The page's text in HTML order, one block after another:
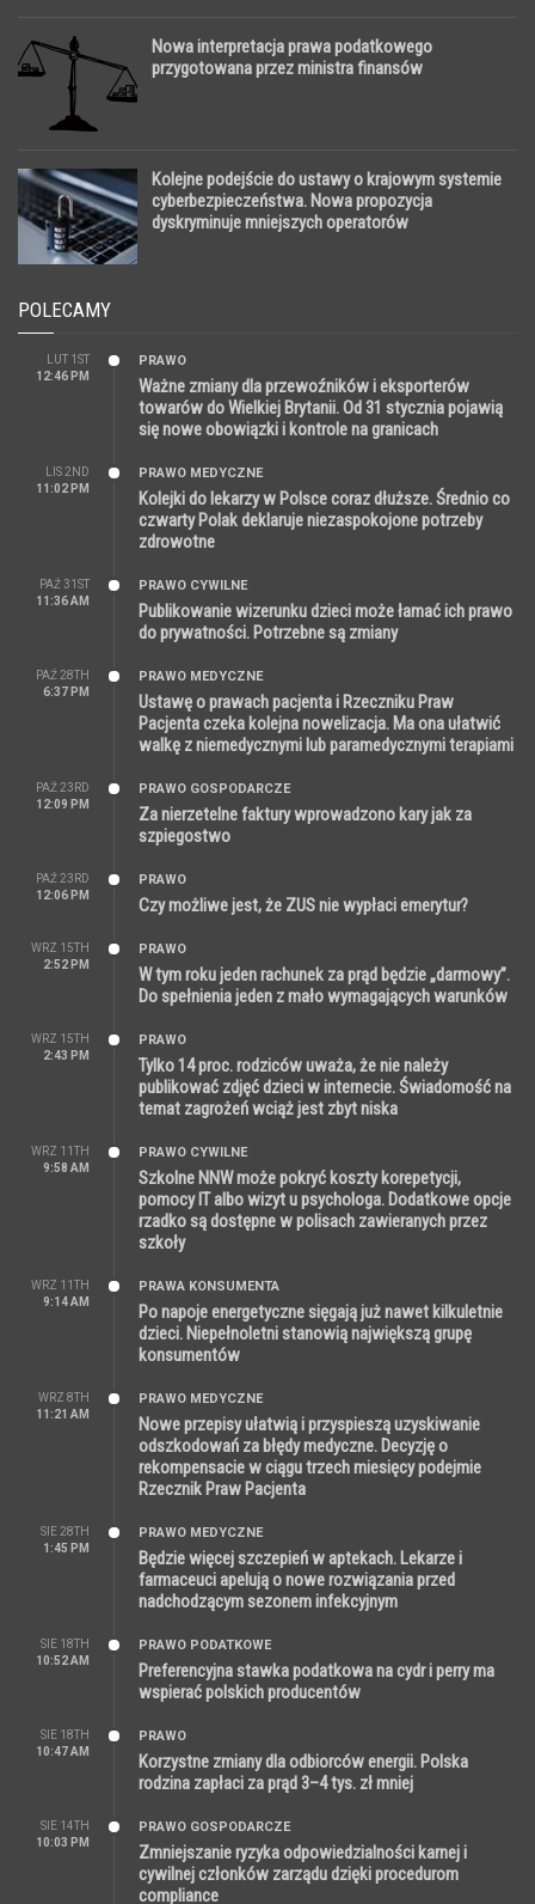
Nowa interpretacja prawa podatkowego
przygotowana przez ministra finansów
Kolejne podejście do ustawy o krajowym systemie
cyberbezpieczeństwa. Nowa propozycja
dyskryminuje mniejszych operatorów
POLECAMY
LUT 1ST
12:46 PM
PRAWO
Ważne zmiany dla przewoźników i eksporterów
towarów do Wielkiej Brytanii. Od 31 stycznia pojawią
się nowe obowiązki i kontrole na granicach
LIS 2ND
11:02 PM
PRAWO MEDYCZNE
Kolejki do lekarzy w Polsce coraz dłuższe. Średnio co
czwarty Polak deklaruje niezaspokojone potrzeby
zdrowotne
PAŹ 31ST
11:36 AM
PRAWO CYWILNE
Publikowanie wizerunku dzieci może łamać ich prawo
do prywatności. Potrzebne są zmiany
PAŹ 28TH
6:37 PM
PRAWO MEDYCZNE
Ustawę o prawach pacjenta i Rzeczniku Praw
Pacjenta czeka kolejna nowelizacja. Ma ona ułatwić
walkę z niemedycznymi lub paramedycznymi terapiami
PAŹ 23RD
12:09 PM
PRAWO GOSPODARCZE
Za nierzetelne faktury wprowadzono kary jak za
szpiegostwo
PAŹ 23RD
12:06 PM
PRAWO
Czy możliwe jest, że ZUS nie wypłaci emerytur?
WRZ 15TH
2:52 PM
PRAWO
W tym roku jeden rachunek za prąd będzie „darmowy”.
Do spełnienia jeden z mało wymagających warunków
WRZ 15TH
2:43 PM
PRAWO
Tylko 14 proc. rodziców uważa, że nie należy
publikować zdjęć dzieci w internecie. Świadomość na
temat zagrożeń wciąż jest zbyt niska
WRZ 11TH
9:58 AM
PRAWO CYWILNE
Szkolne NNW może pokryć koszty korepetycji,
pomocy IT albo wizyt u psychologa. Dodatkowe opcje
rzadko są dostępne w polisach zawieranych przez
szkoły
WRZ 11TH
9:14 AM
PRAWA KONSUMENTA
Po napoje energetyczne sięgają już nawet kilkuletnie
dzieci. Niepełnoletni stanowią największą grupę
konsumentów
WRZ 8TH
11:21 AM
PRAWO MEDYCZNE
Nowe przepisy ułatwią i przyspieszą uzyskiwanie
odszkodowań za błędy medyczne. Decyzję o
rekompensacie w ciągu trzech miesięcy podejmie
Rzecznik Praw Pacjenta
SIE 28TH
1:45 PM
PRAWO MEDYCZNE
Będzie więcej szczepień w aptekach. Lekarze i
farmaceuci apelują o nowe rozwiązania przed
nadchodzącym sezonem infekcyjnym
SIE 18TH
10:52 AM
PRAWO PODATKOWE
Preferencyjna stawka podatkowa na cydr i perry ma
wspierać polskich producentów
SIE 18TH
10:47 AM
PRAWO
Korzystne zmiany dla odbiorców energii. Polska
rodzina zapłaci za prąd 3–4 tys. zł mniej
SIE 14TH
10:03 PM
PRAWO GOSPODARCZE
Zmniejszanie ryzyka odpowiedzialności karnej i
cywilnej członków zarządu dzięki procedurom
compliance